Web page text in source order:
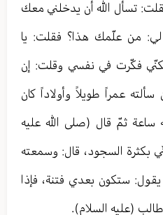
تسأل الله أن يدخلني معك
لي: من علّمك هذا؟ فقلت: يا
فكّرت في نفسي وقلت: إن
سألته عمراً طويلاً وأولاداً كان
ثمّ قال (صلى الله عليه
بكثرة السجود، قال: وسمعته
ستكون بعدي فتنة، فإذا
(عليه السلام).